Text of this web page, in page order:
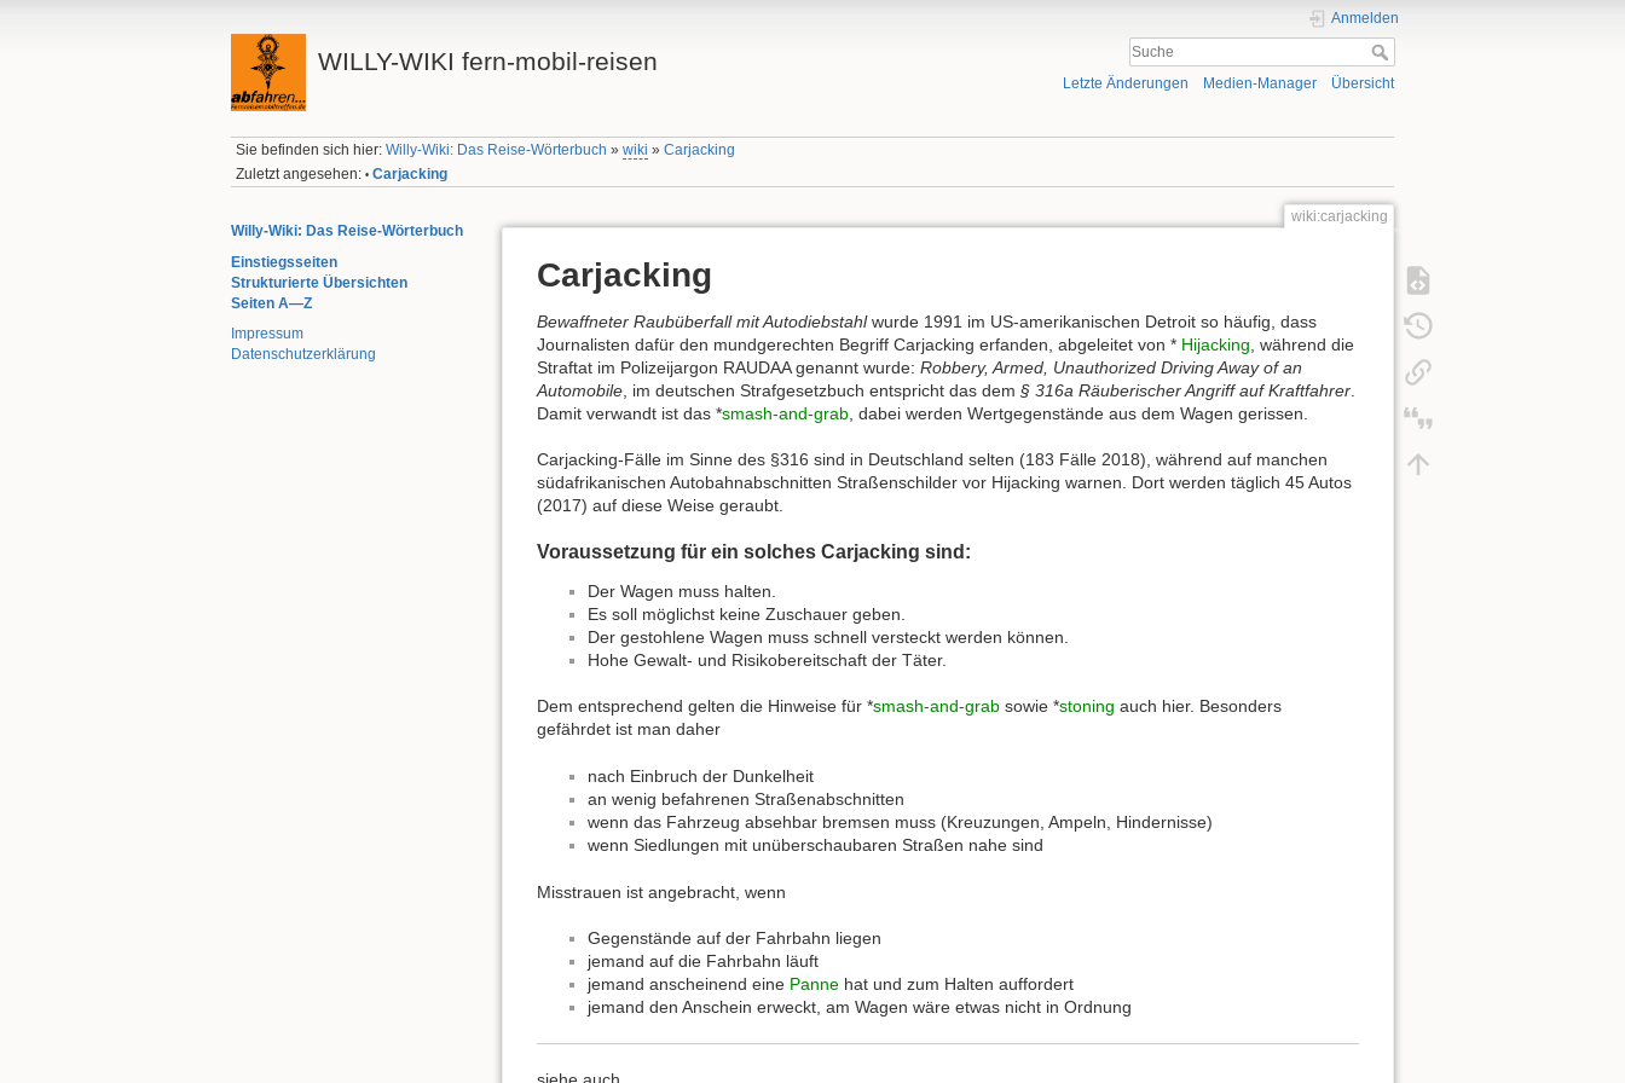
WILLY-WIKI fern-mobil-reisen
Anmelden
Letzte Änderungen Medien-Manager Übersicht
Sie befinden sich hier:Willy-Wiki: Das Reise-Wörterbuch »wiki »Carjacking
Zuletzt angesehen: • Carjacking
Willy-Wiki: Das Reise-Wörterbuch
Einstiegsseiten
Strukturierte Übersichten
Seiten A—Z
Impressum
Datenschutzerklärung
wiki:carjacking
Carjacking
Bewaffneter Raubüberfall mit Autodiebstahlwurde 1991 im US-amerikanischen Detroit so häufig, dass
Journalisten dafür den mundgerechten Begriff Carjacking erfanden, abgeleitet von * Hijacking , während die
Straftat im Polizeijargon RAUDAA genannt wurde: Robbery, Armed, Unauthorized Driving Away of an
Automobile , im deutschen Strafgesetzbuch entspricht das dem § 316a Räuberischer Angriff auf Kraftfahrer
Damit verwandt ist das *smash-and-grab , dabei werden Wertgegenstände aus dem Wagen gerissen.
Carjacking-Fälle im Sinne des §316 sind in Deutschland selten (183 Fälle 2018), während auf manchen
südafrikanischen Autobahnabschnitten Straßenschilder vor Hijacking warnen. Dort werden täglich 45 Autos
(2017) auf diese Weise geraubt.
Voraussetzung für ein solches Carjacking sind:
Der Wagen muss halten.
Es soll möglichst keine Zuschauer geben.
Der gestohlene Wagen muss schnell versteckt werden können.
Hohe Gewalt- und Risikobereitschaft der Täter.
Dem entsprechend gelten die Hinweise für *smash-and-grab sowie *stoning auch hier. Besonders
gefährdet ist man daher
nach Einbruch der Dunkelheit
an wenig befahrenen Straßenabschnitten
wenn das Fahrzeug absehbar bremsen muss (Kreuzungen, Ampeln, Hindernisse)
wenn Siedlungen mit unüberschaubaren Straßen nahe sind
Misstrauen ist angebracht, wenn
Gegenstände auf der Fahrbahn liegen
jemand auf die Fahrbahn läuft
jemand anscheinend eine Panne hat und zum Halten auffordert
jemand den Anschein erweckt, am Wagen wäre etwas nicht in Ordnung